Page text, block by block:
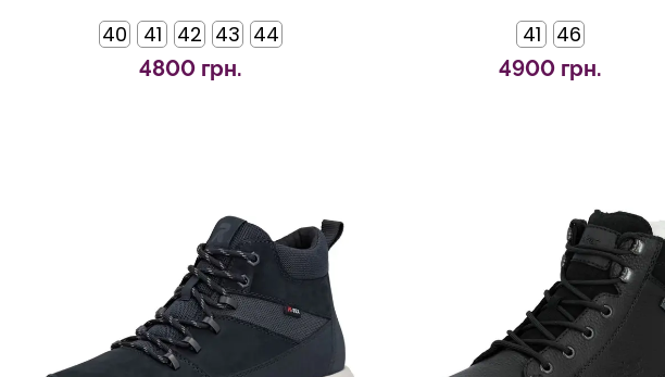
40 41 42 43 44
4800 грн.
41 46
4900 грн.